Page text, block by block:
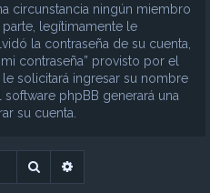
circunstancia ningún miembro
parte, legítimamente le
la contraseña de su cuenta,
contraseña” provisto por el
solicitará ingresar su nombre
phpBB generará una
su cuenta.
Buscar